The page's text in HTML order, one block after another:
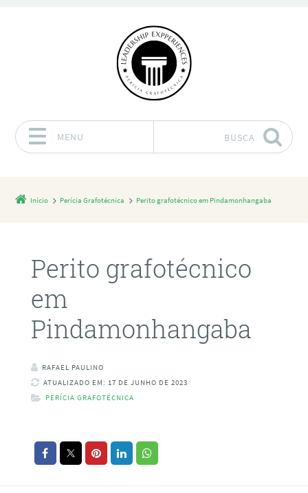
MENU BUSCA
Início Perícia Grafotécnica Perito grafotécnico em Pindamonhangaba
Perito grafotécnico
em
Pindamonhangaba
RAFAEL PAULINO
ATUALIZADO EM: 17 DE JUNHO DE 2023
PERÍCIA GRAFOTÉCNICA